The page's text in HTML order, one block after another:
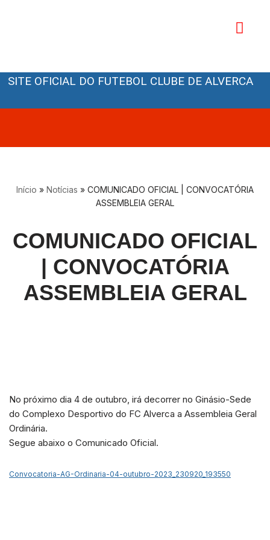
conteúdo
SITE OFICIAL DO FUTEBOL CLUBE DE ALVERCA
Início » Notícias » COMUNICADO OFICIAL | CONVOCATÓRIA
ASSEMBLEIA GERAL
COMUNICADO OFICIAL
| CONVOCATÓRIA
ASSEMBLEIA GERAL
No próximo dia 4 de outubro, irá decorrer no Ginásio-Sede
do Complexo Desportivo do FC Alverca a Assembleia Geral
Ordinária.
Segue abaixo o Comunicado Oficial.
Convocatoria-AG-Ordinaria-04-outubro-2023_230920_193550